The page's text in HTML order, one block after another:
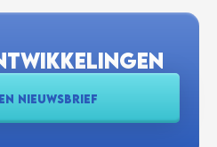
€10
NIEUWSBRIEF